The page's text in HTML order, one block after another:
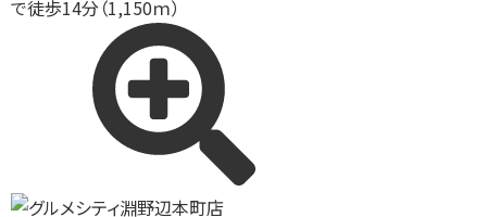
で徒歩14分（1,150ｍ）